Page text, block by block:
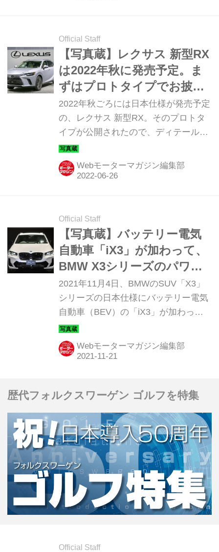
Official Staff
【写真蔵】レクサス 新型RX
は2022年秋に発売予定。ま
ずはプロトタイプでお披露
目
2022年秋ごろには日本仕様が発売予定
の、レクサス 新型RX。そのプロトタ
イプが公開されたので、ディテールを
写真で紹介しよう。
Webモーターマガジン編集部
Official Staff
【写真蔵】バッテリー電気
自動車「iX3」が加わって、
BMW X3シリーズのパワー
トレーンはフルラインナッ
プに
2021年11月4日、BMWのSUV「X3」
シリーズの日本仕様にバッテリー電気
自動車（BEV）の「iX3」が加わっ
た。そのディテールを写真とともに紹
介しよう。
Webモーターマガジン編集部
歴代フォルクスワーゲン ゴルフを特集
Official Staff